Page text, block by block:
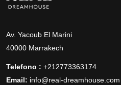
Av. Yacoub El Marini
40000 Marrakech
Telefono : +212773363174
Email: info@real-dreamhouse.com